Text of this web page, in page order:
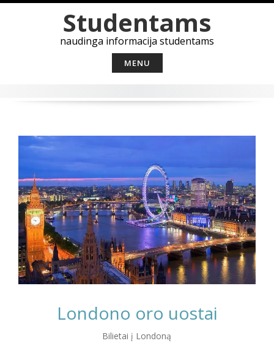
to
content
Studentams
naudinga informacija studentams
MENU
Londono oro uostai
Bilietai į Londoną